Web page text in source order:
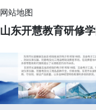
网站地图
山东开慧教育研修